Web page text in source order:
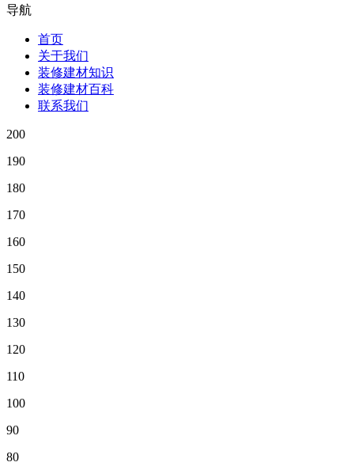
导航
首页
关于我们
装修建材知识
装修建材百科
联系我们
200
190
180
170
160
150
140
130
120
110
100
90
80